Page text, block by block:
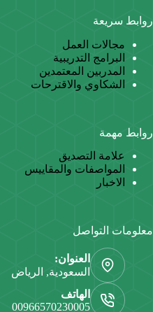
روابط سريعة
مجالات العمل
البرامج التدريبية
المدربين المعتمدين
الشكاوي والاقترحات
روابط مهمة
علامة التصديق
المواصفات والمقاييس
الاخبار
معلومات التواصل
العنوان:
السعودية, الرياض
الهاتف
00966570230005